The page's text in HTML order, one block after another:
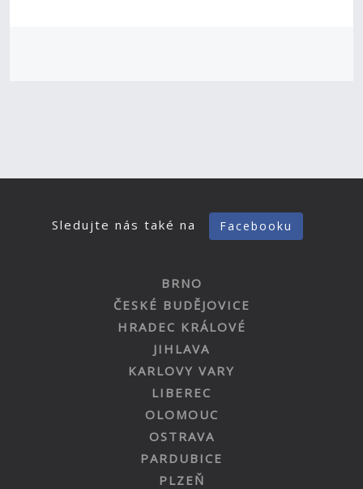
Sledujte nás také na Facebooku
BRNO
ČESKÉ BUDĚJOVICE
HRADEC KRÁLOVÉ
JIHLAVA
KARLOVY VARY
LIBEREC
OLOMOUC
OSTRAVA
PARDUBICE
PLZEŇ